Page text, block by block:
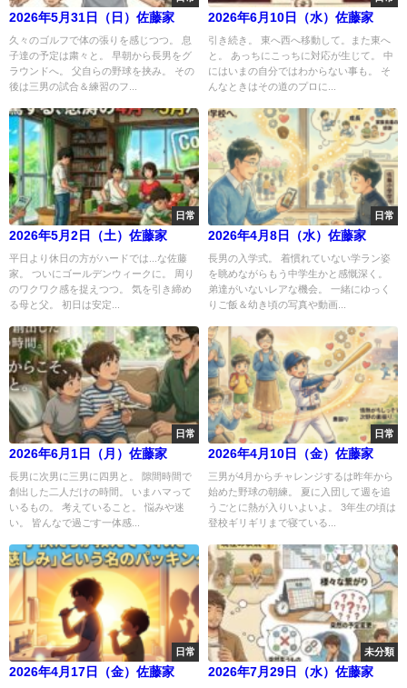
2026年5月31日（日）佐藤家
久々のゴルフで体の張りを感じつつ。 息
子達の予定は粛々と。 早朝から長男をグ
ラウンドへ。 父自らの野球を挟み。 その
後は三男の試合＆練習のフ...
2026年6月10日（水）佐藤家
引き続き。 東へ西へ移動して。また東へ
と。 あっちにこっちに対応が生じて。 中
にはいまの自分ではわからない事も。 そ
んなときはその道のプロに...
日常
2026年5月2日（土）佐藤家
平日より休日の方がハードでは...な佐藤
家。 ついにゴールデンウィークに。 周り
のワクワク感を捉えつつ。 気を引き締め
る母と父。 初日は安定...
日常
2026年4月8日（水）佐藤家
長男の入学式。 着慣れていない学ラン姿
を眺めながらもう中学生かと感慨深く。
弟達がいないレアな機会。 一緒にゆっく
りご飯＆幼き頃の写真や動画...
日常
2026年6月1日（月）佐藤家
長男に次男に三男に四男と。 隙間時間で
創出した二人だけの時間。 いまハマって
いるもの。 考えていること。 悩みや迷
い。 皆んなで過ごす一体感...
日常
2026年4月10日（金）佐藤家
三男が4月からチャレンジするは昨年から
始めた野球の朝練。 夏に入団して週を追
うごとに熱が入りいよいよ。 3年生の頃は
登校ギリギリまで寝ている...
日常
2026年4月17日（金）佐藤家
未分類
2026年7月29日（水）佐藤家